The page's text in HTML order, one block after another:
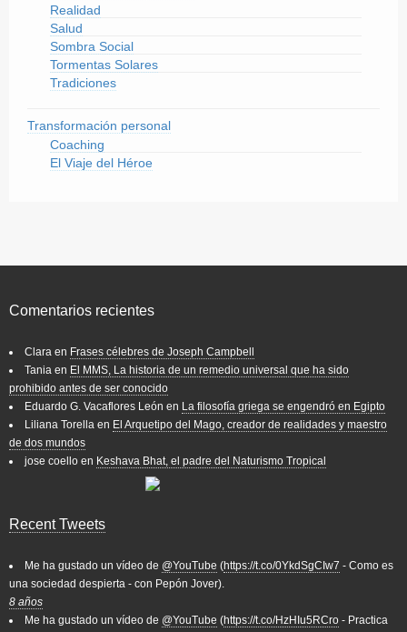
Realidad
Salud
Sombra Social
Tormentas Solares
Tradiciones
Transformación personal
Coaching
El Viaje del Héroe
Comentarios recientes
Clara en Frases célebres de Joseph Campbell
Tania en El MMS, La historia de un remedio universal que ha sido
prohibido antes de ser conocido
Eduardo G. Vacaflores León en La filosofía griega se engendró en Egipto
Liliana Torella en El Arquetipo del Mago, creador de realidades y maestro
de dos mundos
jose coello en Keshava Bhat, el padre del Naturismo Tropical
Recent Tweets
Me ha gustado un vídeo de @YouTube (https://t.co/0YkdSgCIw7 - Como es
una sociedad despierta - con Pepón Jover).
8 años
Me ha gustado un vídeo de @YouTube (https://t.co/HzHIu5RCro - Practica